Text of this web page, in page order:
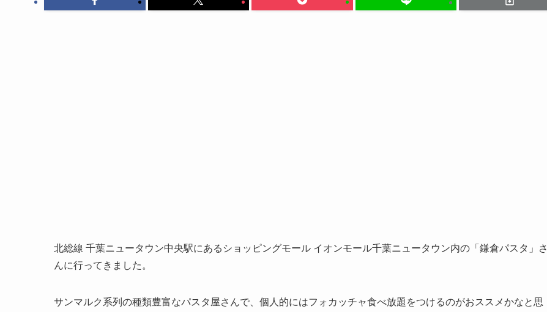
北総線 千葉ニュータウン中央駅にあるショッピングモール イオンモール千葉ニュータウン内の「鎌倉パスタ」さ
んに行ってきました。
サンマルク系列の種類豊富なパスタ屋さんで、個人的にはフォカッチャ食べ放題をつけるのがおススメかなと思